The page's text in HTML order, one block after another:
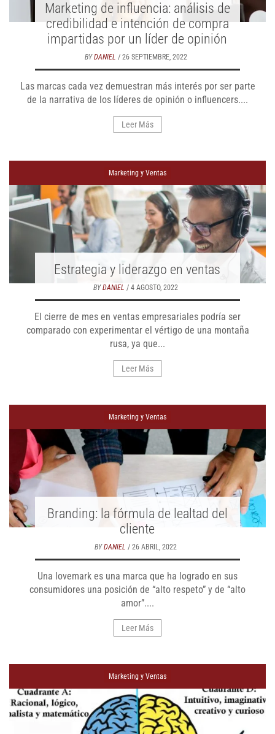
Marketing de influencia: análisis de
credibilidad e intención de compra
impartidas por un líder de opinión
BYDANIEL / 26 SEPTIEMBRE, 2022
Las marcas cada vez demuestran más interés por ser parte
de la narrativa de los líderes de opinión o influencers....
Leer Más
Marketing y Ventas
Estrategia y liderazgo en ventas
BYDANIEL / 4 AGOSTO, 2022
El cierre de mes en ventas empresariales podría ser
comparado con experimentar el vértigo de una montaña
rusa, ya que...
Leer Más
Marketing y Ventas
Branding: la fórmula de lealtad del
cliente
BYDANIEL / 26 ABRIL, 2022
Una lovemark es una marca que ha logrado en sus
consumidores una posición de “alto respeto” y de “alto
amor”....
Leer Más
Marketing y Ventas